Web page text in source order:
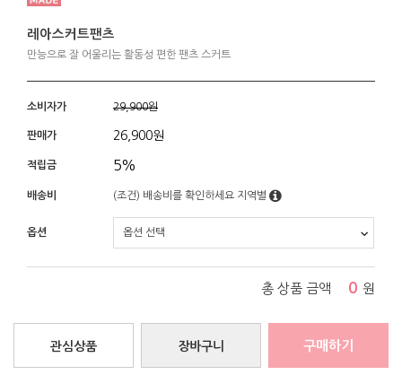
레아스커트팬츠
만능으로 잘 어울리는 활동성 편한 팬츠 스커트
소비자가 29,900원
판매가 26,900원
적립금 5%
배송비 (조건) 배송비를 확인하세요 지역별
옵션
총 상품 금액 0 원
장바구니
관심상품 구매하기